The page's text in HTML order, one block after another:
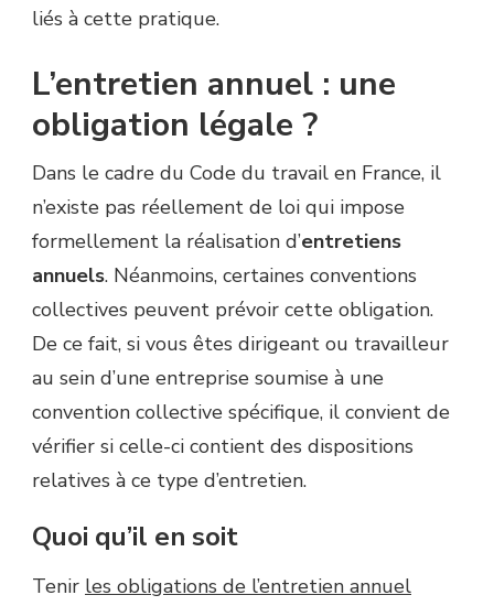
liés à cette pratique.
L’entretien annuel : une
obligation légale ?
Dans le cadre du Code du travail en France, il
n’existe pas réellement de loi qui impose
formellement la réalisation d’entretiens
annuels. Néanmoins, certaines conventions
collectives peuvent prévoir cette obligation.
De ce fait, si vous êtes dirigeant ou travailleur
au sein d’une entreprise soumise à une
convention collective spécifique, il convient de
vérifier si celle-ci contient des dispositions
relatives à ce type d’entretien.
Quoi qu’il en soit
Tenir les obligations de l’entretien annuel